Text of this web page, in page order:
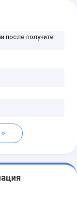
после получите